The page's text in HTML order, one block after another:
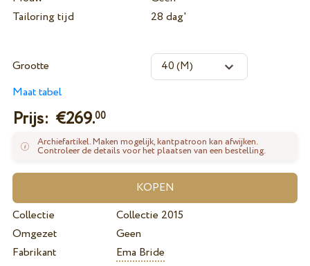
Tailoring tijd
28 dag'
Grootte
Maat tabel
Prijs: €269.00
Archiefartikel. Maken mogelijk, kantpatroon kan afwijken.
Controleer de details voor het plaatsen van een bestelling.
Collectie
Collectie 2015
Omgezet
Geen
Fabrikant
Ema Bride